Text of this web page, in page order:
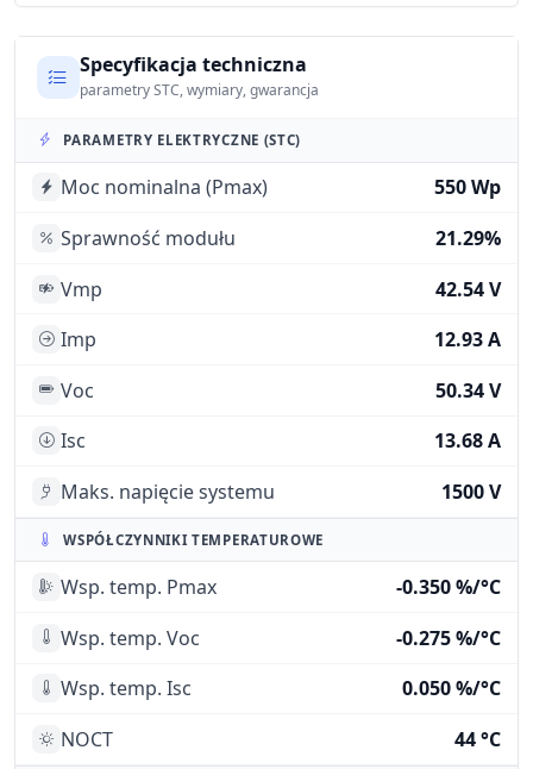
Specyfikacja techniczna
parametry STC, wymiary, gwarancja
PARAMETRY ELEKTRYCZNE (STC)
Moc nominalna (Pmax)
550 Wp
Sprawność modułu
21.29%
Vmp
42.54 V
Imp
12.93 A
Voc
50.34 V
Isc
13.68 A
Maks. napięcie systemu
1500 V
WSPÓŁCZYNNIKI TEMPERATUROWE
Wsp. temp. Pmax
-0.350 %/°C
Wsp. temp. Voc
-0.275 %/°C
Wsp. temp. Isc
0.050 %/°C
NOCT
44 °C